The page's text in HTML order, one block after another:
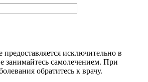
исключительно в
занимайтесь самолечением. При
обратитесь к врачу.